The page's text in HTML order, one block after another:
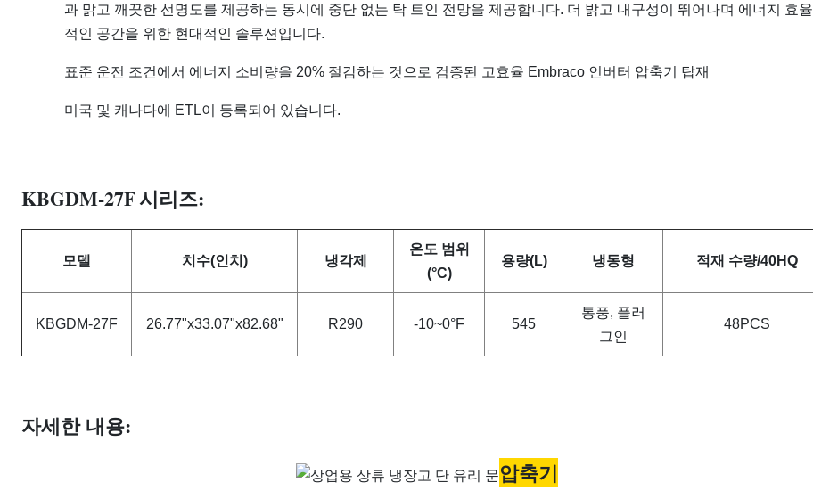
과 맑고 깨끗한 선명도를 제공하는 동시에 중단 없는 탁 트인 전망을 제공합니다. 더 밝고 내구성이 뛰어나며 에너지 효율
적인 공간을 위한 현대적인 솔루션입니다.
표준 운전 조건에서 에너지 소비량을 20% 절감하는 것으로 검증된 고효율 Embraco 인버터 압축기 탑재
미국 및 캐나다에 ETL이 등록되어 있습니다.​
KBGDM-27F시리즈:
모델 치수(인치) 냉각제
온도 범위
(°C)
용량(L) 냉동형 적재 수량/40HQ
KBGDM-27F 26.77"x33.07"x82.68" R290 -10~0°F 545
통풍, 플러
그인
48PCS
자세한 내용:
압축기